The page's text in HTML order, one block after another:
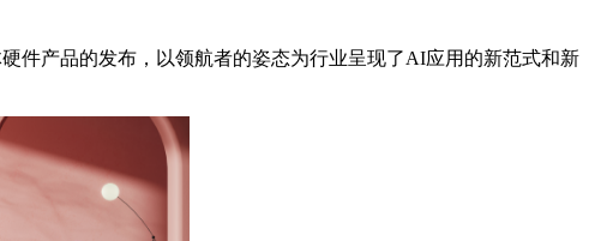
件产品的发布，以领航者的姿态为行业呈现了AI应用的新范式和新